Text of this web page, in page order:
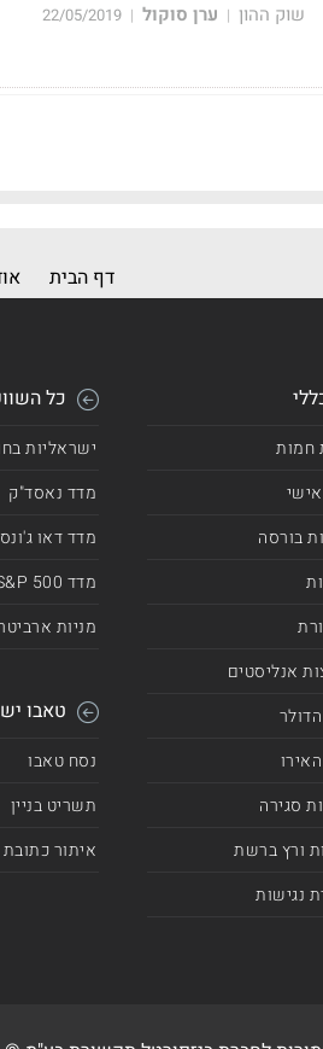
שוק ההון | ערן סוקול |
22/05/2019
דף הבית
חמות
בורסה
אנליסטים
סגירה
ורץ ברשת
נגישות
כל
ישראליות
מדד נאסד"ק
מדד דאו ג'ונס
מדד 500 S&P
מניות
טאבו
נסח טאבו
תשריט בניין
איתור כתובת